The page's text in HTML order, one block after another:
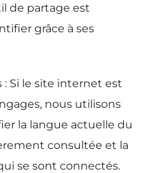
de partage est
grâce à ses
: Si le site internet est
nous utilisons
la langue actuelle du
consultée et la
se sont connectés.